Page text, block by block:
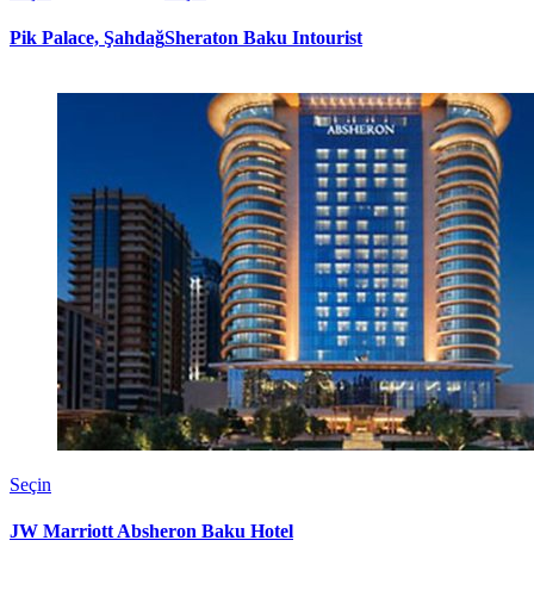
Pik Palace, ŞahdağSheraton Baku Intourist
Seçin
JW Marriott Absheron Baku Hotel